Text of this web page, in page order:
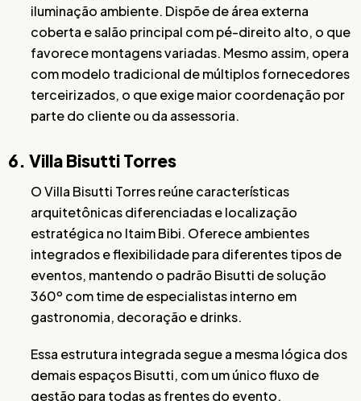
iluminação ambiente. Dispõe de área externa
coberta e salão principal com pé-direito alto, o que
favorece montagens variadas. Mesmo assim, opera
com modelo tradicional de múltiplos fornecedores
terceirizados, o que exige maior coordenação por
parte do cliente ou da assessoria.
6. Villa Bisutti Torres
O Villa Bisutti Torres reúne características
arquitetônicas diferenciadas e localização
estratégica no Itaim Bibi. Oferece ambientes
integrados e flexibilidade para diferentes tipos de
eventos, mantendo o padrão Bisutti de solução
360º com time de especialistas interno em
gastronomia, decoração e drinks.
Essa estrutura integrada segue a mesma lógica dos
demais espaços Bisutti, com um único fluxo de
gestão para todas as frentes do evento.